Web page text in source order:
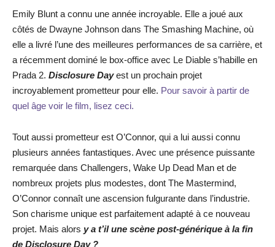
Emily Blunt a connu une année incroyable. Elle a joué aux
côtés de Dwayne Johnson dans The Smashing Machine, où
elle a livré l’une des meilleures performances de sa carrière, et
a récemment dominé le box-office avec Le Diable s’habille en
Prada 2. Disclosure Dayest un prochain projet
incroyablement prometteur pour elle. Pour savoir à partir de
quel âge voir le film, lisez ceci.
Tout aussi prometteur est O’Connor, qui a lui aussi connu
plusieurs années fantastiques. Avec une présence puissante
remarquée dans Challengers, Wake Up Dead Man et de
nombreux projets plus modestes, dont The Mastermind,
O’Connor connaît une ascension fulgurante dans l’industrie.
Son charisme unique est parfaitement adapté à ce nouveau
projet. Mais alors y a t’il une scène post-générique à la fin
de Disclosure Day ?